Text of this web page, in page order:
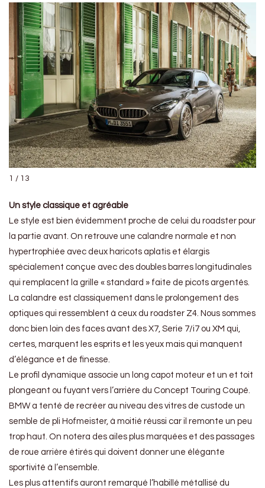
1 / 13
Un style classique et agréable
Le style est bien évidemment proche de celui du roadster pour
la partie avant. On retrouve une calandre normale et non
hypertrophiée avec deux haricots aplatis et élargis
spécialement conçue avec des doubles barres longitudinales
qui remplacent la grille « standard » faite de picots argentés.
La calandre est classiquement dans le prolongement des
optiques qui ressemblent à ceux du roadster Z4. Nous sommes
donc bien loin des faces avant des X7, Serie 7/i7 ou XM qui,
certes, marquent les esprits et les yeux mais qui manquent
d’élégance et de finesse.
Le profil dynamique associe un long capot moteur et un et toit
plongeant ou fuyant vers l’arrière du Concept Touring Coupé.
BMW a tenté de recréer au niveau des vitres de custode un
semble de pli Hofmeister, à moitié réussi car il remonte un peu
trop haut. On notera des ailes plus marquées et des passages
de roue arrière étirés qui doivent donner une élégante
sportivité à l’ensemble.
Les plus attentifs auront remarqué l’habillé métallisé du